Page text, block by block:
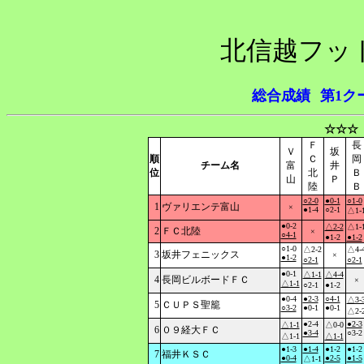
北信越フッ
総合成績 第1ク
☆☆☆
順
位
チーム名
Ｖ
富
山
Ｆ
Ｃ
北
陸
坂
井
Ｐ
長
岡
Ｂ
Ｂ
1 ヴァリエンテ富山 ×
○2-0
●1-4
●0-1
○2-1
○1-0
△1-
2 ＦＣ北陸
●0-2
○4-1
×
△2-2
●1-2
△1-
●1-2
3 坂井フェニックス
○1-0
●1-2
△2-2
○2-1
×
△4-
○2-1
4 長岡ビルボードＦＣ
●0-1
△1-1
△1-1
○2-1
△4-4
●1-2
×
5 ＣＵＰＳ聖籠
●0-4
○3-2
●2-3
●0-1
○4-1
●0-1
△3-
△2-
6 ０９経大ＦＣ
△1-1
△1-1
●2-4
●3-4
△0-0
△1-1
●2-3
○3-2
7 福井ＫＳＣ
●1-3
●0-4
●1-4
△1-1
●1-2
●2-5
●1-2
●1-5